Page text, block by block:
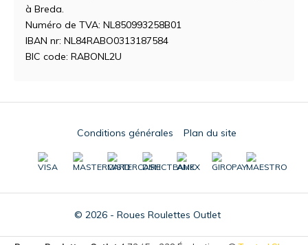
à Breda.
Numéro de TVA: NL850993258B01
IBAN nr: NL84RABO0313187584
BIC code: RABONL2U
© 2026 - Roues Roulettes Outlet
Conditions générales Plan du site